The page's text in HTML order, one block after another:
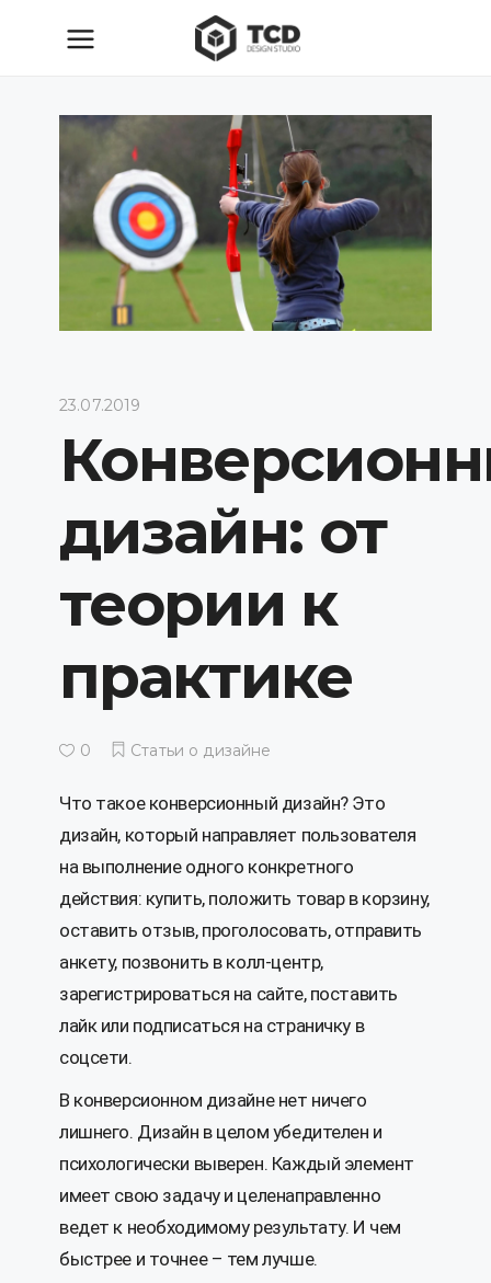
23.07.2019
дизайн: от
теории к
практике
0 Статьи о дизайне
Что такое конверсионный дизайн? Это
дизайн, который направляет пользователя
на выполнение одного конкретного
действия: купить, положить товар в корзину,
оставить отзыв, проголосовать, отправить
анкету, позвонить в колл-центр,
зарегистрироваться на сайте, поставить
лайк или подписаться на страничку в
соцсети.
В конверсионном дизайне нет ничего
лишнего. Дизайн в целом убедителен и
психологически выверен. Каждый элемент
имеет свою задачу и целенаправленно
ведет к необходимому результату. И чем
быстрее и точнее – тем лучше.